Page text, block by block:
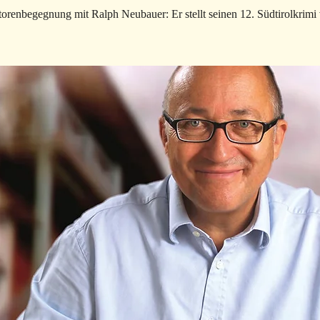
mit Ralph Neubauer: Er stellt seinen 12. Südtirolkrimi